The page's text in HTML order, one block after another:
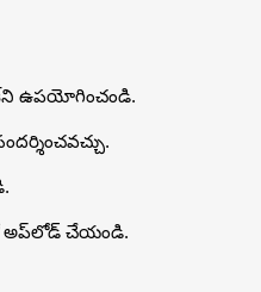
ఉపయోగించండి.
అప్‌లోడ్ చేయండి.